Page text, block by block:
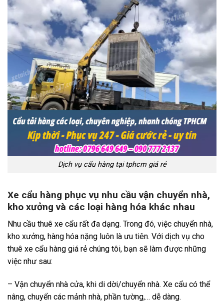
Dịch vụ cẩu hàng tại tphcm giá rẻ
Xe cẩu hàng phục vụ nhu cầu vận chuyển nhà,
kho xưởng và các loại hàng hóa khác nhau
Nhu cầu thuê xe cẩu rất đa dạng. Trong đó, việc chuyển nhà,
kho xưởng, hàng hóa nặng luôn là ưu tiên. Với dịch vụ cho
thuê xe cẩu hàng giá rẻ chúng tôi, bạn sẽ làm được những
việc như sau:
– Vận chuyển nhà cửa, khi di dời/chuyển nhà. Xe cẩu có thể
nâng, chuyển các mảnh nhà, phần tường,… dễ dàng.